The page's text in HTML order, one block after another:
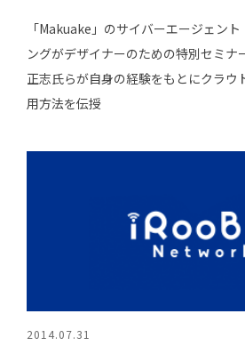
「Makuake」のサイバーエージェン
ングがデザイナーのための特別セミ
正志氏らが自身の経験をもとにクラウ
用方法を伝授
2014.07.31